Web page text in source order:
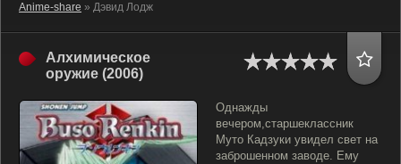
Anime-share » Дэвид Лодж
Алхимическое
оружие (2006)
Однажды
вечером,старшеклассник
Муто Кадзуки увидел свет на
заброшенном заводе. Ему